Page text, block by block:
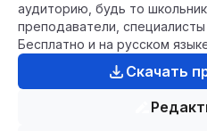
аудиторию, будь то
преподаватели,
Бесплатно и на русском
Скачать